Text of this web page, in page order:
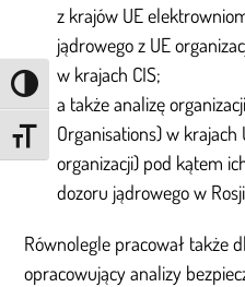
Przełącz wysoki kontrast
Zmień rozmiar czcionki
z krajów UE
jądrowego z UE
w krajach CIS;
a także analizę
Organisations) w krajach
organizacji) pod kątem
dozoru jądrowego w
Równolegle pracował także
opracowujący analizy